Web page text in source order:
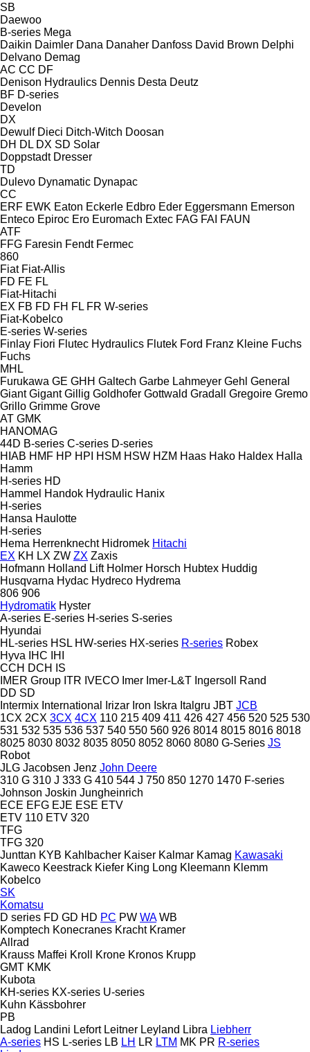
SB
Daewoo
B-series Mega
Daikin Daimler Dana Danaher Danfoss David Brown Delphi
Delvano Demag
AC CC DF
Denison Hydraulics Dennis Desta Deutz
BF D-series
Develon
DX
Dewulf Dieci Ditch-Witch Doosan
DH DL DX SD Solar
Doppstadt Dresser
TD
Dulevo Dynamatic Dynapac
CC
ERF EWK Eaton Eckerle Edbro Eder Eggersmann Emerson
Enteco Epiroc Ero Euromach Extec FAG FAI FAUN
ATF
FFG Faresin Fendt Fermec
860
Fiat Fiat-Allis
FD FE FL
Fiat-Hitachi
EX FB FD FH FL FR W-series
Fiat-Kobelco
E-series W-series
Finlay Fiori Flutec Hydraulics Flutek Ford Franz Kleine Fuchs
Fuchs
MHL
Furukawa GE GHH Galtech Garbe Lahmeyer Gehl General
Giant Gigant Gillig Goldhofer Gottwald Gradall Gregoire Gremo
Grillo Grimme Grove
AT GMK
HANOMAG
44D B-series C-series D-series
HIAB HMF HP HPI HSM HSW HZM Haas Hako Haldex Halla
Hamm
H-series HD
Hammel Handok Hydraulic Hanix
H-series
Hansa Haulotte
H-series
Hema Herrenknecht Hidromek Hitachi
EX KH LX ZW ZX Zaxis
Hofmann Holland Lift Holmer Horsch Hubtex Huddig
Husqvarna Hydac Hydreco Hydrema
806 906
Hydromatik Hyster
A-series E-series H-series S-series
Hyundai
HL-series HSL HW-series HX-series R-series Robex
Hyva
IHC
IHI
CCH DCH
IS
IMER Group ITR IVECO Imer Imer-L&T Ingersoll Rand
DD SD
Intermix International Irizar Iron Iskra Italgru JBT JCB
1CX 2CX 3CX 4CX 110 215 409 411 426 427 456 520 525 530
531 532 535 536 537 540 550 560 926 8014 8015 8016 8018
8025 8030 8032 8035 8050 8052 8060 8080 G-Series JS
Robot
JLG Jacobsen Jenz John Deere
310 G 310 J 333 G 410 544 J 750 850 1270 1470 F-series
Johnson Joskin Jungheinrich
ECE EFG EJE ESE ETV
ETV 110 ETV 320
TFG
TFG 320
Junttan KYB Kahlbacher Kaiser Kalmar Kamag Kawasaki
Kaweco Keestrack Kiefer King Long Kleemann Klemm
Kobelco
SK
Komatsu
D series FD GD HD PC PW WA WB
Komptech Konecranes Kracht Kramer
Allrad
Krauss Maffei Kroll Krone Kronos Krupp
GMT KMK
Kubota
KH-series KX-series U-series
Kuhn Kässbohrer
PB
Ladog Landini Lefort Leitner Leyland Libra Liebherr
A-series HS L-series LB LH LR LTM MK PR R-series